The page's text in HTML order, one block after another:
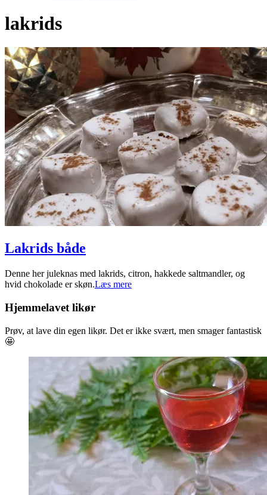
lakrids
Lakrids både
2024-
11-
Denne her juleknas med lakrids, citron, hakkede saltmandler, og
hvid chokolade er skøn.Læs mere
Hjemmelavet likør
Prøv, at lave din egen likør. Det er ikke svært, men smager fantastisk
🤩